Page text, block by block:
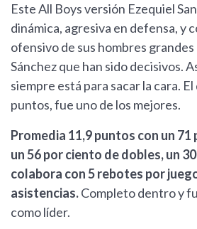
Este All Boys versión Ezequiel
dinámica, agresiva en defensa, y
ofensivo de sus hombres grandes
Sánchez que han sido decisivos.
siempre está para sacar la cara.
puntos, fue uno de los mejores.
Promedia 11,9 puntos con un
un 56 por ciento de dobles, un
colabora con 5 rebotes por
asistencias.Completo dentro y
como líder.